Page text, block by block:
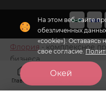
Главная
На этом веб-сайте
обезличенных
«cookie»). Оставаясь
свое согласие.
Окей
Флория - комплексное
бизнеса